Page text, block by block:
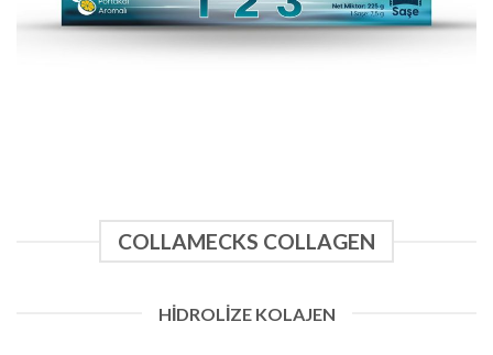
COLLAMECKS COLLAGEN
HIDROLIZE KOLAJEN